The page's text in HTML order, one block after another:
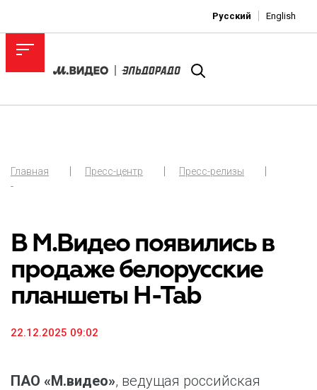
Русский English
Главная Пресс-центр
Пресс-релизы
-
В М.Видео появились в
продаже белорусские
планшеты H-Tab
22.12.2025 09:02
ПАО «М.видео», ведущая российская